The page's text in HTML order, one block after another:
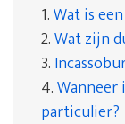
1.Wat is
2.Wat zijn
3.
4.Wanneer
particulier?